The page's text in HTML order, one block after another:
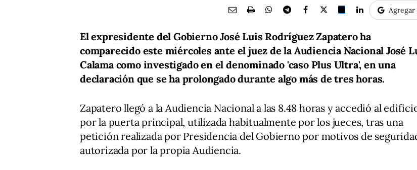
Agregar
El expresidente del Gobierno José Luis Rodríguez Zapatero ha
comparecido este miércoles ante el juez de la Audiencia Nacional José
Calama como investigado en el denominado 'caso Plus Ultra', en una
declaración que se ha prolongado durante algo más de tres horas.
Zapatero llegó a la Audiencia Nacional a las 8.48 horas y accedió al
por la puerta principal, utilizada habitualmente por los jueces, tras una
petición realizada por Presidencia del Gobierno por motivos de
autorizada por la propia Audiencia.